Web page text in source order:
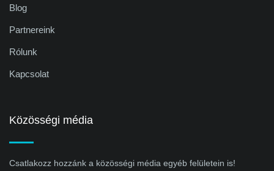
Blog
Partnereink
Rólunk
Kapcsolat
Közösségi média
Csatlakozz hozzánk a közösségi média egyéb felületein is!